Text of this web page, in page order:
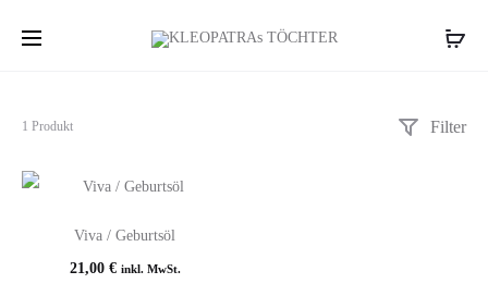
1 ProduktEinzelnes
angezeigt
Filter
Viva / Geburtsöl
21,00 € inkl. MwSt.